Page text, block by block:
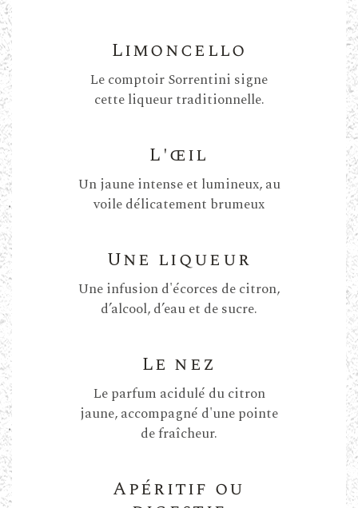
Limoncello
Le comptoir Sorrentini signe
cette liqueur traditionnelle.
L'œil
Un jaune intense et lumineux, au
voile délicatement brumeux
Une liqueur
Une infusion d'écorces de citron,
d’alcool, d’eau et de sucre.
Le nez
Le parfum acidulé du citron
jaune, accompagné d'une pointe
de fraîcheur.
Apéritif ou